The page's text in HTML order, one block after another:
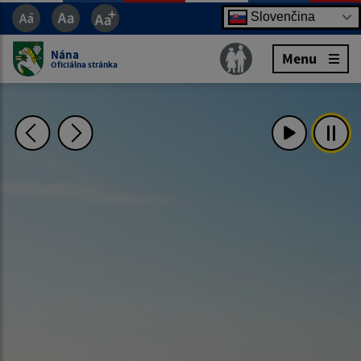
Slovenčina
Nána
Oficiálna stránka Menu